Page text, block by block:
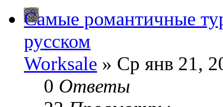
Самые романтичные
русском
Worksale » Ср янв 21,
0 Ответы